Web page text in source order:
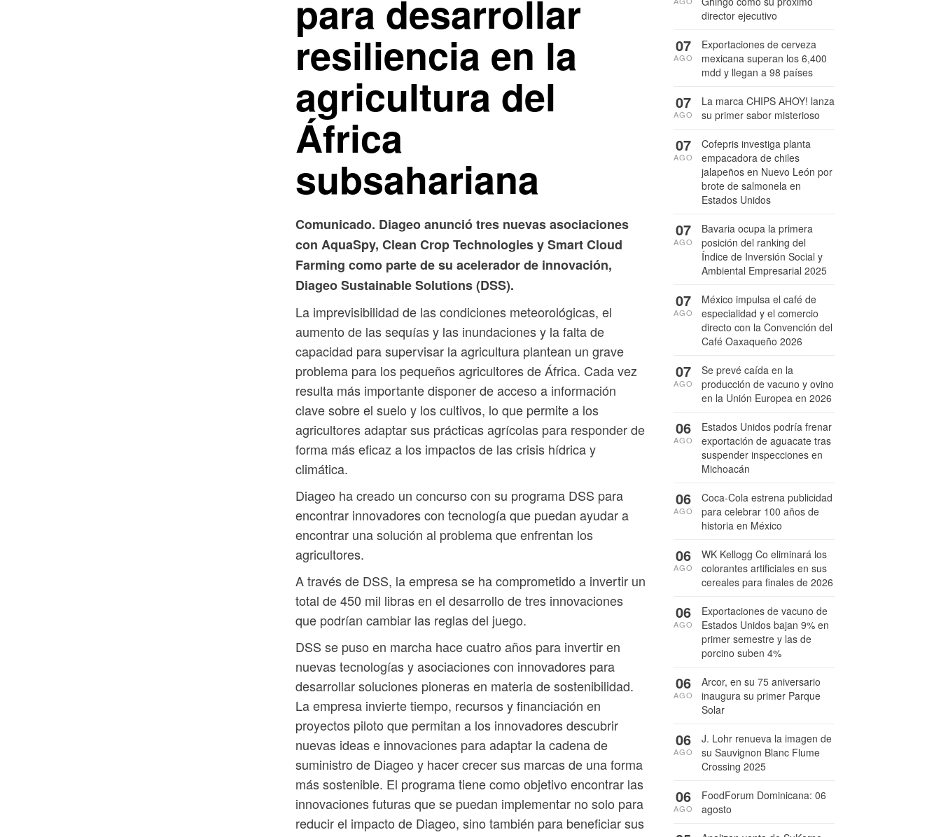
para desarrollar
resiliencia en la
agricultura del
África
subsahariana
Comunicado. Diageo anunció tres nuevas asociaciones
con AquaSpy, Clean Crop Technologies y Smart Cloud
Farming como parte de su acelerador de innovación,
Diageo Sustainable Solutions (DSS).
La imprevisibilidad de las condiciones meteorológicas, el
aumento de las sequías y las inundaciones y la falta de
capacidad para supervisar la agricultura plantean un grave
problema para los pequeños agricultores de África. Cada vez
resulta más importante disponer de acceso a información
clave sobre el suelo y los cultivos, lo que permite a los
agricultores adaptar sus prácticas agrícolas para responder de
forma más eficaz a los impactos de las crisis hídrica y
climática.
Diageo ha creado un concurso con su programa DSS para
encontrar innovadores con tecnología que puedan ayudar a
encontrar una solución al problema que enfrentan los
agricultores.
A través de DSS, la empresa se ha comprometido a invertir un
total de 450 mil libras en el desarrollo de tres innovaciones
que podrían cambiar las reglas del juego.
DSS se puso en marcha hace cuatro años para invertir en
nuevas tecnologías y asociaciones con innovadores para
desarrollar soluciones pioneras en materia de sostenibilidad.
La empresa invierte tiempo, recursos y financiación en
proyectos piloto que permitan a los innovadores descubrir
nuevas ideas e innovaciones para adaptar la cadena de
suministro de Diageo y hacer crecer sus marcas de una forma
más sostenible. El programa tiene como objetivo encontrar las
innovaciones futuras que se puedan implementar no solo para
reducir el impacto de Diageo, sino también para beneficiar sus
director ejecutivo
Exportaciones de cerveza
mexicana superan los 6,400
mdd y llegan a 98 países
07
AGO
La marca CHIPS AHOY! lanza
su primer sabor misterioso
07
AGO
Cofepris investiga planta
empacadora de chiles
jalapeños en Nuevo León por
brote de salmonela en
Estados Unidos
07
AGO
Bavaria ocupa la primera
posición del ranking del
Índice de Inversión Social y
Ambiental Empresarial 2025
07
AGO
México impulsa el café de
especialidad y el comercio
directo con la Convención del
Café Oaxaqueño 2026
07
AGO
Se prevé caída en la
producción de vacuno y ovino
en la Unión Europea en 2026
07
AGO
Estados Unidos podría frenar
exportación de aguacate tras
suspender inspecciones en
Michoacán
06
AGO
Coca-Cola estrena publicidad
para celebrar 100 años de
historia en México
06
AGO
WK Kellogg Co eliminará los
colorantes artificiales en sus
cereales para finales de 2026
06
AGO
Exportaciones de vacuno de
Estados Unidos bajan 9% en
primer semestre y las de
porcino suben 4%
06
AGO
Arcor, en su 75 aniversario
inaugura su primer Parque
Solar
06
AGO
J. Lohr renueva la imagen de
su Sauvignon Blanc Flume
Crossing 2025
06
AGO
FoodForum Dominicana: 06
agosto
06
AGO